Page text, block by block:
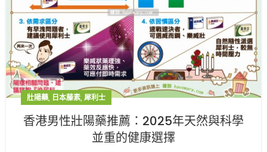
壯陽藥, 日本藤素, 犀利士
香港男性壯陽藥推薦：2025年天然與科學
並重的健康選擇